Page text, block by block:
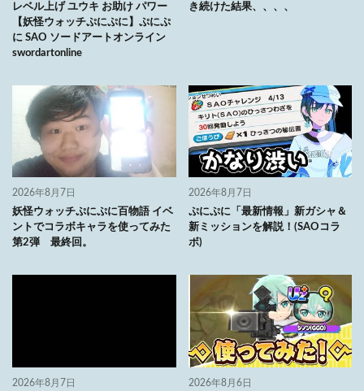
レベル上げ ユウキ お助け パワー
【妖怪ウォッチぷにぷに】ぷにぷ
に SAO ソードアートオンライン
swordartonline
き続けた結果、、、、
2026年8月7日
妖怪ウォッチぷにぷに百物語 イベ
ントでコラボキャラを使ってみた
第2弾 最終回。
2026年8月7日
ぷにぷに「最新情報」新ガシャ＆
新ミッションを解説！(SAOコラ
ボ)
2026年8月7日 2026年8月6日